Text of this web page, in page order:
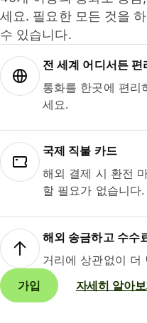
세요. 필요한 모든 것을
수 있습니다.
전 세계 어디서든
통화를 한곳에 편리
세요.
국제 직불 카드
해외 결제 시 환전
할 필요가 없습니다.
해외 송금하고 수수
거리에 상관없이 더
가입
자세히 알아